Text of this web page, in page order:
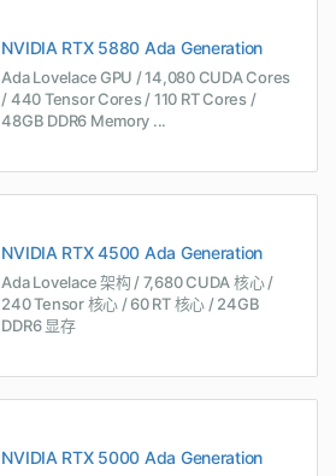
NVIDIA RTX 5880 Ada Generation
Ada Lovelace GPU / 14,080 CUDA Cores
/ 440 Tensor Cores / 110 RT Cores /
48GB DDR6 Memory ...
NVIDIA RTX 4500 Ada Generation
Ada Lovelace 架构 / 7,680 CUDA 核心 /
240 Tensor 核心 / 60 RT 核心 / 24GB
DDR6 显存
NVIDIA RTX 5000 Ada Generation